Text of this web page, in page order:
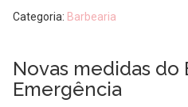
Categoria: Barbearia
Novas medidas do
Emergência